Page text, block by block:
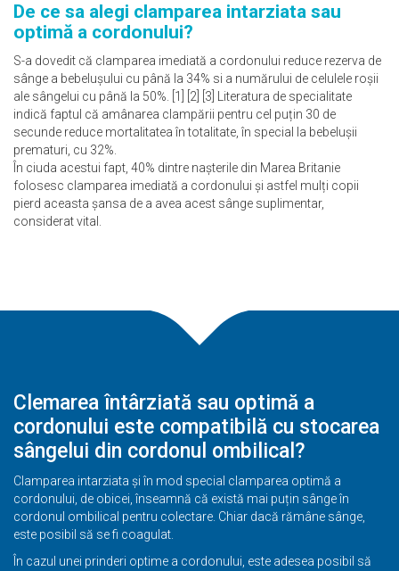
De ce sa alegi clamparea intarziata sau
optimă a cordonului?
S-a dovedit că clamparea imediată a cordonului reduce rezerva de
sânge a bebelușului cu până la 34% si a numărului de celulele roșii
ale sângelui cu până la 50%. [1] [2] [3] Literatura de specialitate
indică faptul că amânarea clampării pentru cel puțin 30 de
secunde reduce mortalitatea în totalitate, în special la bebelușii
prematuri, cu 32%.
În ciuda acestui fapt, 40% dintre nașterile din Marea Britanie
folosesc clamparea imediată a cordonului și astfel mulți copii
pierd aceasta șansa de a avea acest sânge suplimentar,
considerat vital.
Clemarea întârziată sau optimă a
cordonului este compatibilă cu stocarea
sângelui din cordonul ombilical?
Clamparea intarziata și în mod special clamparea optimă a
cordonului, de obicei, înseamnă că există mai puțin sânge în
cordonul ombilical pentru colectare. Chiar dacă rămâne sânge,
este posibil să se fi coagulat.
În cazul unei prinderi optime a cordonului, este adesea posibil să